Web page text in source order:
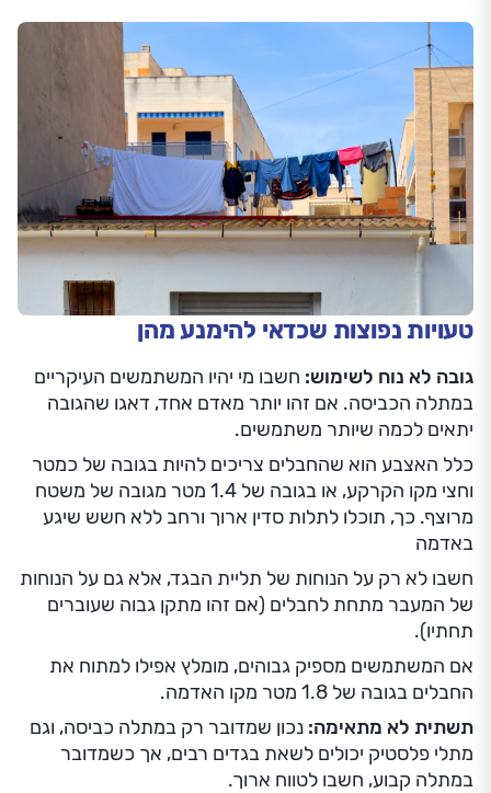
טעויות נפוצות שכדאי להימנע מהן
גובה לא נוח לשימוש: חשבו מי יהיו המשתמשים העיקריים
במתלה הכביסה. אם זהו יותר מאדם אחד, דאגו שהגובה
יתאים לכמה שיותר משתמשים.
כלל האצבע הוא שהחבלים צריכים להיות בגובה של כמטר
וחצי מקו הקרקע, או בגובה של 1.4 מטר מגובה של משטח
מרוצף. כך, תוכלו לתלות סדין ארוך ורחב ללא חשש שיגע
באדמה
חשבו לא רק על הנוחות של תליית הבגד, אלא גם על הנוחות
של המעבר מתחת לחבלים (אם זהו מתקן גבוה שעוברים
תחתיו).
אם המשתמשים מספיק גבוהים, מומלץ אפילו למתוח את
החבלים בגובה של 1.8 מטר מקו האדמה.
תשתית לא מתאימה: נכון שמדובר רק במתלה כביסה, וגם
מתלי פלסטיק יכולים לשאת בגדים רבים, אך כשמדובר
במתלה קבוע, חשבו לטווח ארוך.